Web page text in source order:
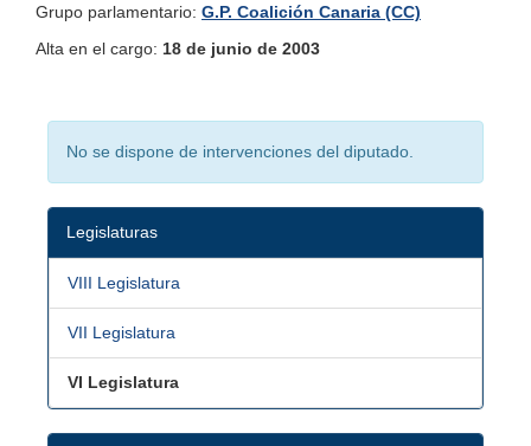
Grupo parlamentario: G.P. Coalición Canaria (CC)
Alta en el cargo: 18 de junio de 2003
No se dispone de intervenciones del diputado.
Legislaturas
VIII Legislatura
VII Legislatura
VI Legislatura